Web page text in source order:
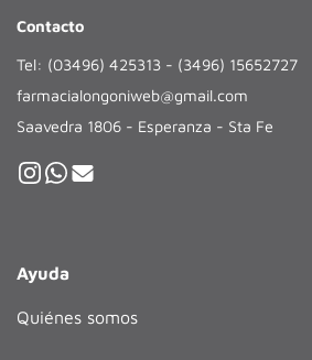
Contacto
Tel: (03496) 425313 - (3496) 15652727
farmacialongoniweb@gmail.com
Saavedra 1806 - Esperanza - Sta Fe
Ayuda
Quiénes somos